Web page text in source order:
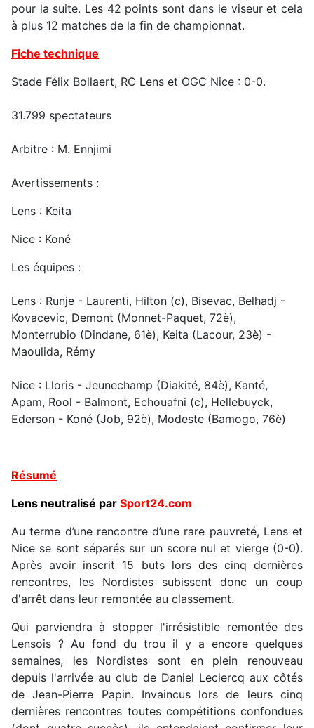
pour la suite. Les 42 points sont dans le viseur et cela
à plus 12 matches de la fin de championnat.
Fiche technique
Stade Félix Bollaert, RC Lens et OGC Nice : 0-0.
31.799 spectateurs
Arbitre : M. Ennjimi
Avertissements :
Lens : Keita
Nice : Koné
Les équipes :
Lens : Runje - Laurenti, Hilton (c), Bisevac, Belhadj -
Kovacevic, Demont (Monnet-Paquet, 72è),
Monterrubio (Dindane, 61è), Keita (Lacour, 23è) -
Maoulida, Rémy
Nice : Lloris - Jeunechamp (Diakité, 84è), Kanté,
Apam, Rool - Balmont, Echouafni (c), Hellebuyck,
Ederson - Koné (Job, 92è), Modeste (Bamogo, 76è)
Résumé
Lens neutralisé par Sport24.com
Au terme d’une rencontre d’une rare pauvreté, Lens et
Nice se sont séparés sur un score nul et vierge (0-0).
Après avoir inscrit 15 buts lors des cinq dernières
rencontres, les Nordistes subissent donc un coup
d'arrêt dans leur remontée au classement.
Qui parviendra à stopper l'irrésistible remontée des
Lensois ? Au fond du trou il y a encore quelques
semaines, les Nordistes sont en plein renouveau
depuis l'arrivée au club de Daniel Leclercq aux côtés
de Jean-Pierre Papin. Invaincus lors de leurs cinq
dernières rencontres toutes compétitions confondues